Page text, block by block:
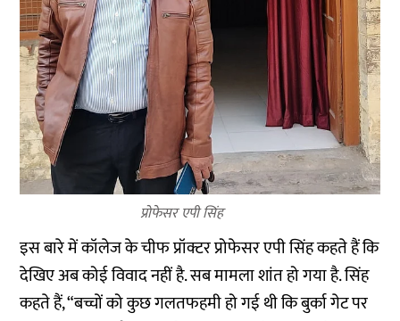
प्रोफेसर एपी सिंह
इस बारे में कॉलेज के चीफ प्रॉक्टर प्रोफेसर एपी सिंह कहते हैं कि
देखिए अब कोई विवाद नहीं है. सब मामला शांत हो गया है. सिंह
कहते हैं, “बच्चों को कुछ गलतफहमी हो गई थी कि बुर्का गेट पर